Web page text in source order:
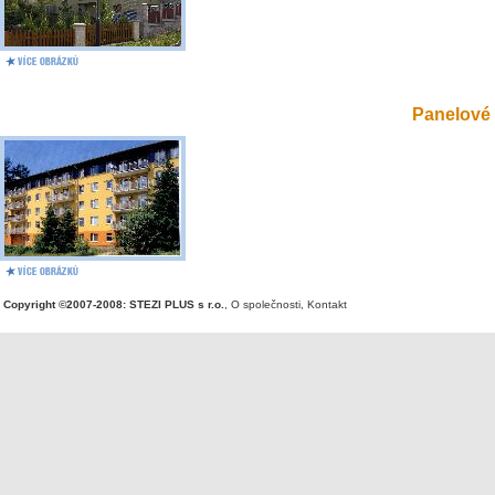
Panelové
Copyright ©2007-2008: STEZI PLUS s r.o. O společnosti Kontakt